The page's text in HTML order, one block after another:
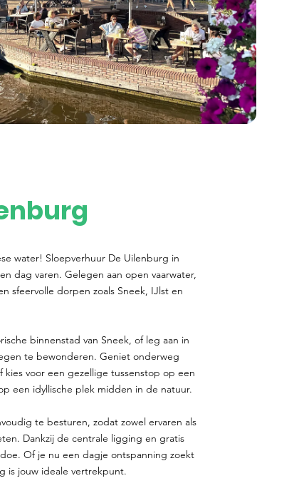
water! Sloepverhuur De Uilenburg in
dag varen. Gelegen aan open vaarwater,
sfeervolle dorpen zoals Sneek, IJlst en
binnenstad van Sneek, of leg aan in
te bewonderen. Geniet onderweg
voor een gezellige tussenstop op een
een idyllische plek midden in de natuur.
te besturen, zodat zowel ervaren als
Dankzij de centrale ligging en gratis
Of je nu een dagje ontspanning zoekt
is jouw ideale vertrekpunt.